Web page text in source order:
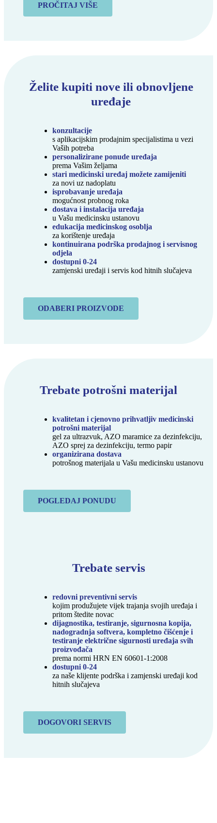
PROČITAJ VIŠE
Želite kupiti nove ili obnovljene
uređaje
konzultacije
s aplikacijskim prodajnim specijalistima u vezi
Vaših potreba
personalizirane ponude uređaja
prema Vašim željama
stari medicinski uređaj možete zamijeniti
za novi uz nadoplatu
isprobavanje uređaja
mogućnost probnog roka
dostava i instalacija uređaja
u Vašu medicinsku ustanovu
edukacija medicinskog osoblja
za korištenje uređaja
kontinuirana podrška prodajnog i servisnog
odjela
dostupni 0-24
zamjenski uređaji i servis kod hitnih slučajeva
ODABERI PROIZVODE
Trebate potrošni materijal
kvalitetan i cjenovno prihvatljiv medicinski
potrošni materijal
gel za ultrazvuk, AZO maramice za dezinfekciju,
AZO sprej za dezinfekciju, termo papir
organizirana dostava
potrošnog materijala u Vašu medicinsku ustanovu
POGLEDAJ PONUDU
Trebate servis
redovni preventivni servis
kojim produžujete vijek trajanja svojih uređaja i
pritom štedite novac
dijagnostika, testiranje, sigurnosna kopija,
nadogradnja softvera, kompletno čišćenje i
testiranje električne sigurnosti uređaja svih
proizvođača
prema normi HRN EN 60601-1:2008
dostupni 0-24
za naše klijente podrška i zamjenski uređaji kod
hitnih slučajeva
DOGOVORI SERVIS